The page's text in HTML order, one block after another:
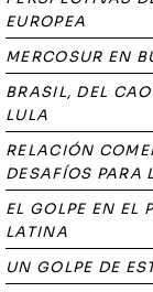
EUROPEA
MERCOSUR EN
BRASIL, DEL
LULA
RELACIÓN
DESAFÍOS PARA
EL GOLPE EN EL
LATINA
UN GOLPE DE